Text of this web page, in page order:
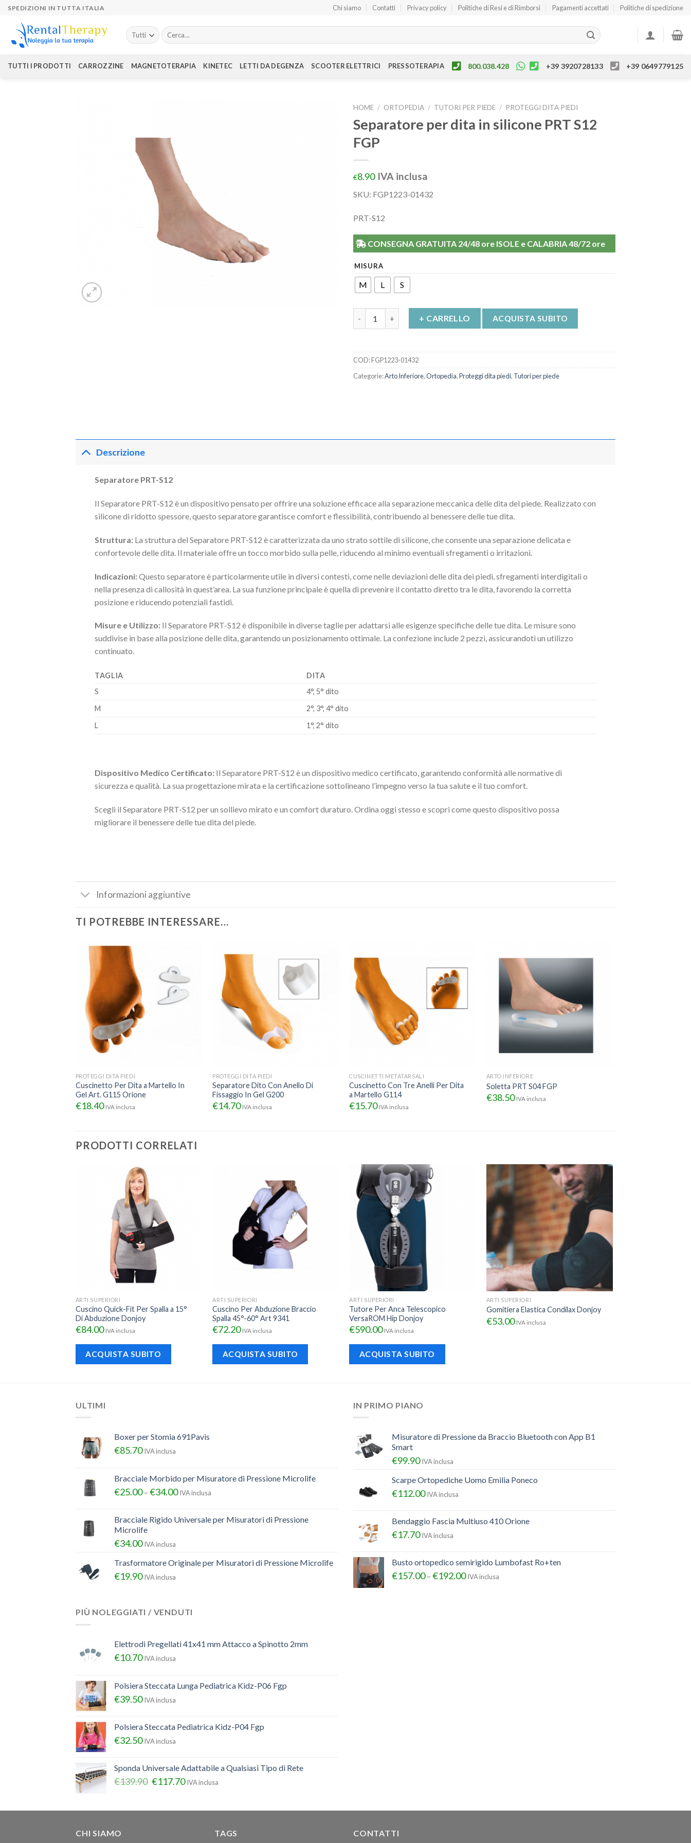
Skip
content
SPEDIZIONI IN TUTTA ITALIA Chi siamo Contatti Privacy policy Politiche di Resi e di Rimborsi Pagamenti accettati Politiche di spedizione
Cerca:
TUTTI I PRODOTTI CARROZZINE MAGNETOTERAPIA KINETEC LETTI DA DEGENZA SCOOTER ELETTRICI PRESSOTERAPIA 800.038.428 +39 3920728133 +39 0649779125
HOME / ORTOPEDIA / TUTORI PER PIEDE / PROTEGGI DITA PIEDI
Separatore per dita in silicone PRT S12
FGP
€8.90 IVA inclusa
SKU: FGP1223-01432
PRT-S12
CONSEGNA GRATUITA 24/48 ore ISOLE e CALABRIA 48/72 ore
MISURA
M L S
+ CARRELLO ACQUISTA SUBITO
COD:FGP1223-01432
Categorie:Arto Inferiore,Ortopedia,Proteggi dita piedi, Tutori per piede
Descrizione
Separatore PRT-S12
Il Separatore PRT-S12 è un dispositivo pensato per offrire una soluzione efficace alla separazione meccanica delle dita del piede. Realizzato con
silicone di ridotto spessore, questo separatore garantisce comfort e flessibilità, contribuendo al benessere delle tue dita.
Struttura:La struttura del Separatore PRT-S12 è caratterizzata da uno strato sottile di silicone, che consente una separazione delicata e
confortevole delle dita. Il materiale offre un tocco morbido sulla pelle, riducendo al minimo eventuali sfregamenti o irritazioni.
Indicazioni:Questo separatore è particolarmente utile in diversi contesti, come nelle deviazioni delle dita dei piedi, sfregamenti interdigitali o
nella presenza di callosità in quest’area. La sua funzione principale è quella di prevenire il contatto diretto tra le dita, favorendo la corretta
posizione e riducendo potenziali fastidi.
Misure e Utilizzo:Il Separatore PRT-S12 è disponibile in diverse taglie per adattarsi alle esigenze specifiche delle tue dita. Le misure sono
suddivise in base alla posizione delle dita, garantendo un posizionamento ottimale. La confezione include 2 pezzi, assicurandoti un utilizzo
continuato.
TAGLIA
DITA
S
4°, 5° dito
M
2°, 3°, 4° dito
L
1°, 2° dito
Dispositivo Medico Certificato:Il Separatore PRT-S12 è un dispositivo medico certificato, garantendo conformità alle normative di
sicurezza e qualità. La sua progettazione mirata e la certificazione sottolineano l’impegno verso la tua salute e il tuo comfort.
Scegli il Separatore PRT-S12 per un sollievo mirato e un comfort duraturo. Ordina oggi stesso e scopri come questo dispositivo possa
migliorare il benessere delle tue dita del piede.
Informazioni aggiuntive
TI POTREBBE INTERESSARE…
PROTEGGI DITA PIEDI
Cuscinetto Per Dita a Martello In
Gel Art. G115 Orione
€18.40 IVA inclusa
PROTEGGI DITA PIEDI
Separatore Dito Con Anello Di
Fissaggio In Gel G200
€14.70 IVA inclusa
CUSCINETTI METATARSALI
Cuscinetto Con Tre Anelli Per Dita
a Martello G114
€15.70 IVA inclusa
ARTO INFERIORE
Soletta PRT S04 FGP
€38.50 IVA inclusa
PRODOTTI CORRELATI
ARTI SUPERIORI
Cuscino Quick-Fit Per Spalla a 15°
Di Abduzione Donjoy
€84.00 IVA inclusa
ACQUISTA SUBITO
ARTI SUPERIORI
Cuscino Per Abduzione Braccio
Spalla 45°-60° Art 9341
€72.20 IVA inclusa
ACQUISTA SUBITO
ARTI SUPERIORI
Tutore Per Anca Telescopico
VersaROM Hip Donjoy
€590.00 IVA inclusa
ACQUISTA SUBITO
ARTI SUPERIORI
Gomitiera Elastica Condilax Donjoy
€53.00 IVA inclusa
ULTIMI
Boxer per Stomia 691Pavis
€85.70 IVA inclusa
Bracciale Morbido per Misuratore di Pressione Microlife
€25.00– €34.00 IVA inclusa
Bracciale Rigido Universale per Misuratori di Pressione
Microlife
€34.00 IVA inclusa
Trasformatore Originale per Misuratori di Pressione Microlife
€19.90 IVA inclusa
IN PRIMO PIANO
Misuratore di Pressione da Braccio Bluetooth con App B1
Smart
€99.90 IVA inclusa
Scarpe Ortopediche Uomo Emilia Poneco
€112.00 IVA inclusa
Bendaggio Fascia Multiuso 410 Orione
€17.70 IVA inclusa
Busto ortopedico semirigido Lumbofast Ro+ten
€157.00– €192.00 IVA inclusa
PIÙ NOLEGGIATI / VENDUTI
Elettrodi Pregellati 41x41 mm Attacco a Spinotto 2mm
€10.70 IVA inclusa
Polsiera Steccata Lunga Pediatrica Kidz-P06 Fgp
€39.50 IVA inclusa
Polsiera Steccata Pediatrica Kidz-P04 Fgp
€32.50 IVA inclusa
Sponda Universale Adattabile a Qualsiasi Tipo di Rete
€139.90 €117.70 IVA inclusa
CHI SIAMO TAGS CONTATTI